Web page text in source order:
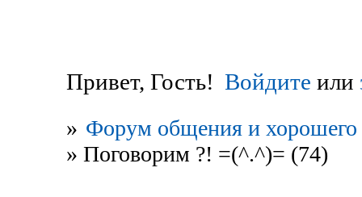
Привет, Гость! Войдите или
» Форум общения и хорошего
» Поговорим ?! =(^.^)= (74)